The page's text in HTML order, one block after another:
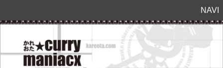
NAVI